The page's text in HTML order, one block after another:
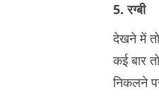
5. रग्बी
देखने में
कई बार
निकलने